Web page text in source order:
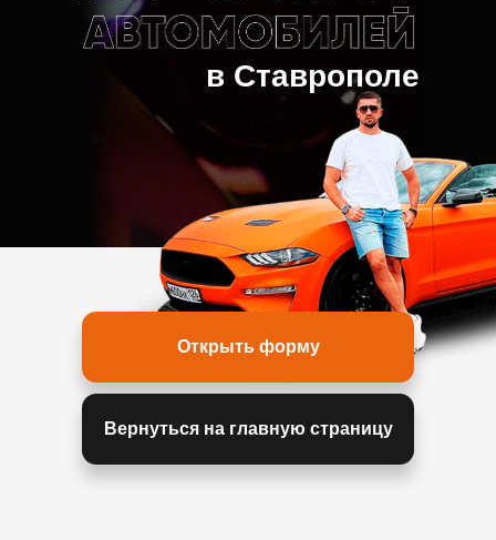
Открыть форму
Вернуться на главную страницу
в Ставрополе